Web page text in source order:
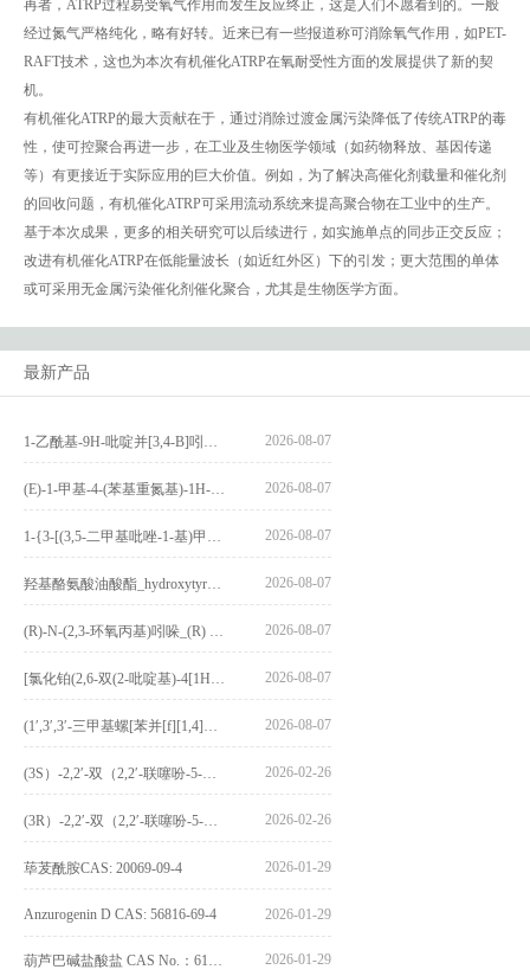
再者，ATRP过程易受氧气作用而发生反应终止，这是人们不愿看到的。一般
经过氮气严格纯化，略有好转。近来已有一些报道称可消除氧气作用，如PET-
RAFT技术，这也为本次有机催化ATRP在氧耐受性方面的发展提供了新的契
机。
有机催化ATRP的最大贡献在于，通过消除过渡金属污染降低了传统ATRP的毒
性，使可控聚合再进一步，在工业及生物医学领域（如药物释放、基因传递
等）有更接近于实际应用的巨大价值。例如，为了解决高催化剂载量和催化剂
的回收问题，有机催化ATRP可采用流动系统来提高聚合物在工业中的生产。
基于本次成果，更多的相关研究可以后续进行，如实施单点的同步正交反应；
改进有机催化ATRP在低能量波长（如近红外区）下的引发；更大范围的单体
或可采用无金属污染催化剂催化聚合，尤其是生物医学方面。
最新产品
2026-08-07
2026-08-07
2026-08-07
2026-08-07
2026-08-07
2026-08-07
2026-08-07
2026-02-26
2026-02-26
荜茇酰胺CAS: 20069-09-4 2026-01-29
Anzurogenin D CAS: 56816-69-4 2026-01-29
2026-01-29